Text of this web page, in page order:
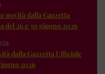
novità dalla Gazzetta
del 26 e 30 giugno 2026
dalla Gazzetta Ufficiale
2026